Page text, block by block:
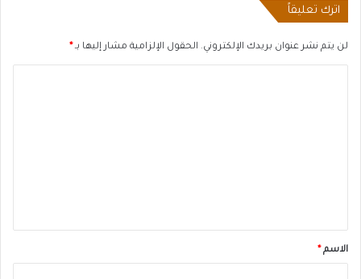
اترك تعليقاً
لن يتم نشر عنوان بريدك الإلكتروني. الحقول الإلزامية مشار إليها بـ*
*الاسم*